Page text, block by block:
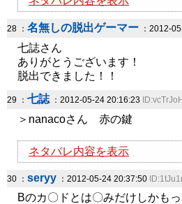
28 ： 名無しの脱出ゲーマー ：2012-
七誌さん
ありがとうございます！
脱出できました！！
29 ： 七誌：2012-05-24 20:16:23
＞nanacoさん 赤の鍵
ネタバレ内容を表示
30 ： seryy ：2012-05-24 20:37:50
Bのカ〇ドとは〇みだけしかも